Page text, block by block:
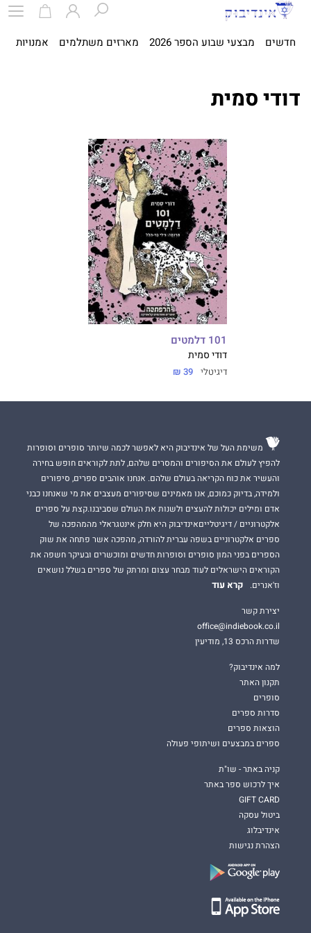
חדשים מבצעי שבוע הספר 2026 מארזים משתלמים אמנויות
דודי סמית
101 דלמטים
דודי סמית
דיגיטלי 39 ₪
משימת העל של אינדיבוק היא לאפשר לכמה שיותר סופרים וסופרות
להפיץ לעולם את הסיפורים והמסרים שלהם, לתת לקוראים חופש בחירה
והעשיר את כוח הקריאה בעולם שלהם. אנחנו אוהבים ספרים, סיפורים
ולמידה, בדיוק כמוכם, אנו מאמינים שסיפורים מעצבים את מי שאנחנו כבני
אדם ומילים יכולות להעצים ולשנות את העולם שסביבנו.קצת על ספרים
אלקטרוניים / דיגיטלייםאינדיבוק היא חלק אינטגראלי מהמהפכה של
ספרים אלקטרוניים בשפה עברית להורדה, מהפכה אשר פתחה את שוק
הספרים בפני המון סופרים וסופרות חדשים ומוכשרים ובעיקר חשפה את
הקוראים הישראלים לעוד מבחר עצום ומרתק של ספרים בשלל נושאים
וז'אנרים.
קרא עוד
יצירת קשר
office@indiebook.co.il
שדרות הרכס 13, מודיעין
למה אינדיבוק?
תקנון האתר
סופרים
סדרות ספרים
הוצאות ספרים
ספרים במבצעים ושיתופי פעולה
קניה באתר - שו"ת
איך לרכוש ספר באתר
GIFT CARD
ביטול עסקה
אינדיבלוג
הצהרת נגישות